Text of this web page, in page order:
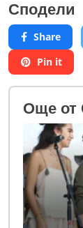
Сподели
Share
Pin it
Oще от